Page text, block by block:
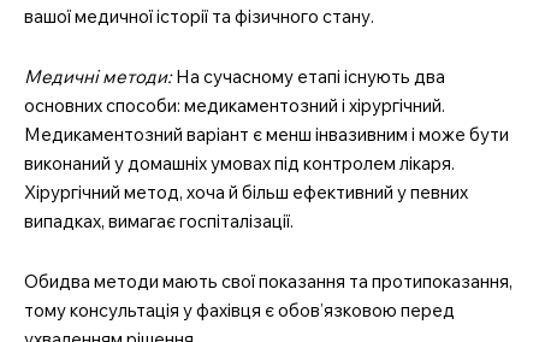
вашої медичної історії та фізичного стану.
Медичні методи:На сучасному етапі існують два
основних способи: медикаментозний і хірургічний.
Медикаментозний варіант є менш інвазивним і може бути
виконаний у домашніх умовах під контролем лікаря.
Хірургічний метод, хоча й більш ефективний у певних
випадках, вимагає госпіталізації.
Обидва методи мають свої показання та протипоказання,
тому консультація у фахівця є обов’язковою перед